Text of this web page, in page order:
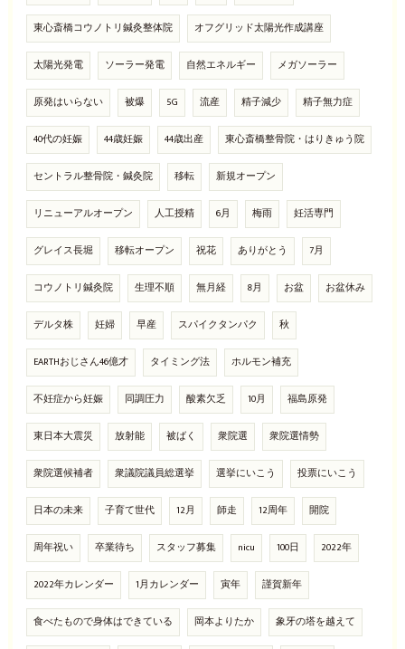
東心斎橋コウノトリ鍼灸整体院 オフグリッド太陽光作成講座
太陽光発電 ソーラー発電 自然エネルギー メガソーラー
原発はいらない 被爆 5G 流産 精子減少 精子無力症
40代の妊娠 44歳妊娠 44歳出産 東心斎橋整骨院・はりきゅう院
セントラル整骨院・鍼灸院 移転 新規オープン
リニューアルオープン 人工授精 6月 梅雨 妊活専門
グレイス長堀 移転オープン 祝花 ありがとう 7月
コウノトリ鍼灸院 生理不順 無月経 8月 お盆 お盆休み
デルタ株 妊婦 早産 スパイクタンパク 秋
EARTHおじさん46億才 タイミング法 ホルモン補充
不妊症から妊娠 同調圧力 酸素欠乏 10月 福島原発
東日本大震災 放射能 被ばく 衆院選 衆院選情勢
衆院選候補者 衆議院議員総選挙 選挙にいこう 投票にいこう
日本の未来 子育て世代 12月 師走 12周年 開院
周年祝い 卒業待ち スタッフ募集 nicu 100日 2022年
2022年カレンダー 1月カレンダー 寅年 謹賀新年
食べたもので身体はできている 岡本よりたか 象牙の塔を越えて